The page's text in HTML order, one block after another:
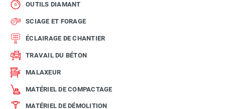
OUTILS DIAMANT
SCIAGE ET FORAGE
ÉCLAIRAGE DE CHANTIER
TRAVAIL DU BÉTON
MALAXEUR
MATÉRIEL DE COMPACTAGE
MATÉRIEL DE DÉMOLITION